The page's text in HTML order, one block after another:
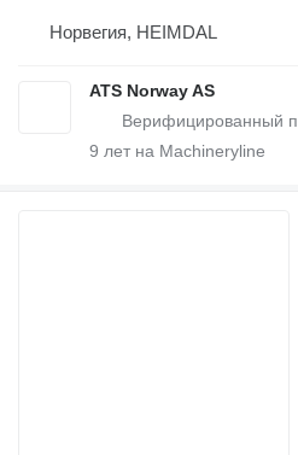
Норвегия, HEIMDAL
ATS Norway AS
9 лет на Machineryline